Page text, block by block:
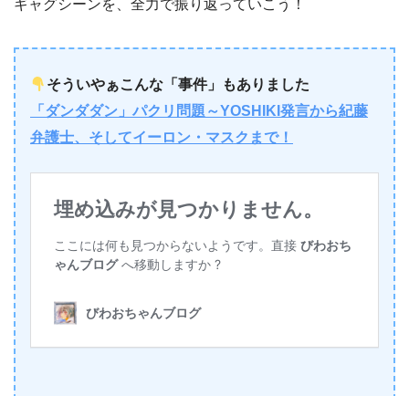
ギャグシーンを、全力で振り返っていこう！
そういやぁこんな「事件」もありました
「ダンダダン」パクリ問題～YOSHIKI発言から紀藤
弁護士、そしてイーロン・マスクまで！